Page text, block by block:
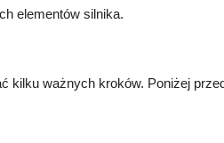
elementów silnika.
kilku ważnych kroków. Poniżej